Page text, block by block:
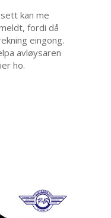
kan me
fordi då
eingong.
avløysaren
ho.